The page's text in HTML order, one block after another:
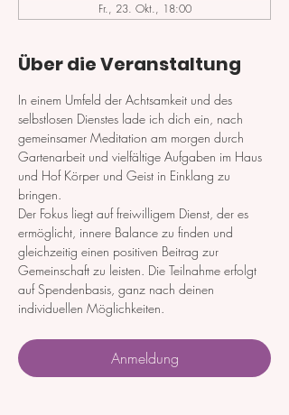
Fr., 23. Okt., 18:00
Über die Veranstaltung
In einem Umfeld der Achtsamkeit und des
selbstlosen Dienstes lade ich dich ein, nach
gemeinsamer Meditation am morgen durch
Gartenarbeit und vielfältige Aufgaben im Haus
und Hof Körper und Geist in Einklang zu
bringen.
Der Fokus liegt auf freiwilligem Dienst, der es
ermöglicht, innere Balance zu finden und
gleichzeitig einen positiven Beitrag zur
Gemeinschaft zu leisten. Die Teilnahme erfolgt
auf Spendenbasis, ganz nach deinen
individuellen Möglichkeiten.
Anmeldung